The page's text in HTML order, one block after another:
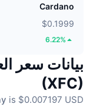
Cardano
$0.1999
6.22%
(XFC)
is $0.007197 USD